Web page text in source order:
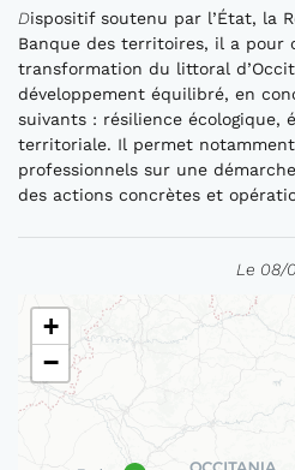
Dispositif soutenu par l’État, la
Banque des territoires, il a pour
transformation du littoral
développement équilibré, en
suivants : résilience écologique,
territoriale. Il permet notamment
professionnels sur une
des actions concrètes et
Le 08/
+
−